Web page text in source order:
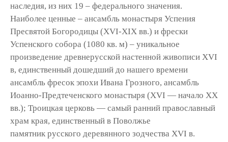
наследия, из них 19 – федерального значения.
Наиболее ценные – ансамбль монастыря Успения
Пресвятой Богородицы (XVI-XIX вв.) и фрески
Успенского собора (1080 кв. м) – уникальное
произведение древнерусской настенной живописи XVI
в, единственный дошедший до нашего времени
ансамбль фресок эпохи Ивана Грозного, ансамбль
Иоанно-Предтеченского монастыря (XVI — начало XX
вв.); Троицкая церковь — самый ранний православный
храм края, единственный в Поволжье
памятник русского деревянного зодчества XVI в.